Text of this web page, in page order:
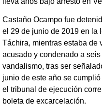
Castaño Ocampo fue
el 29 de junio de 2019 en la
Táchira, mientras estaba de
acusado y condenado a
vandalismo, tras ser
junio de este año se
el tribunal de ejecución
boleta de excarcelación.